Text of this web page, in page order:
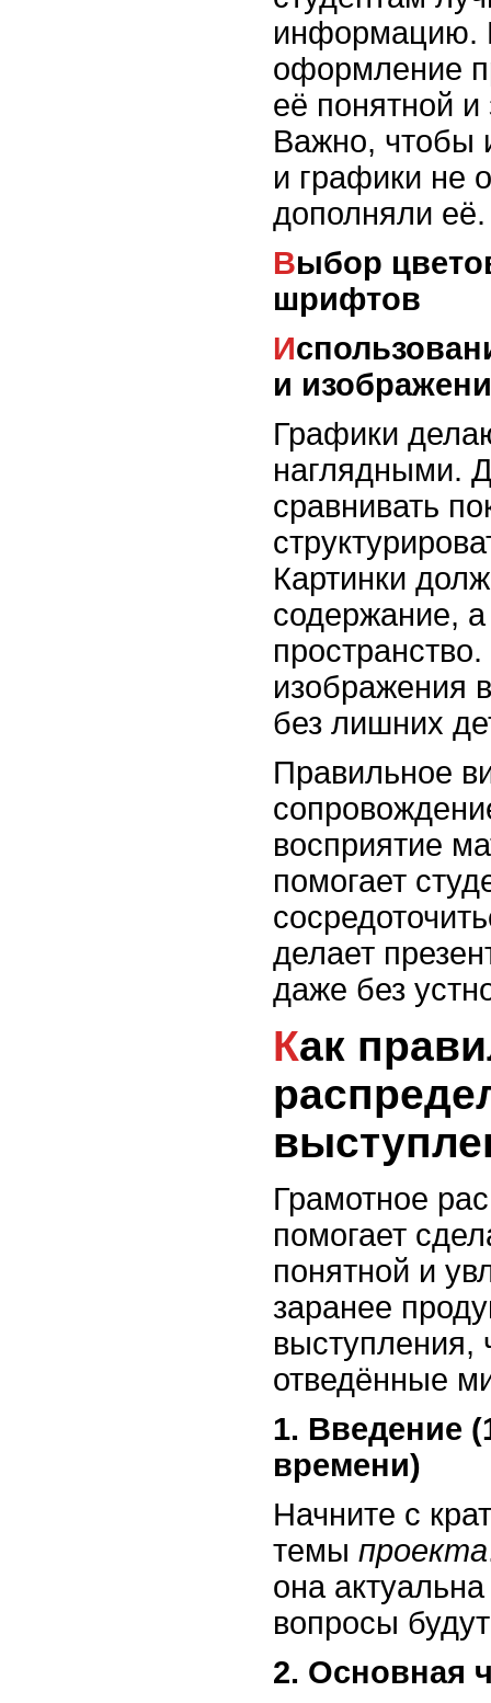
информацию.
оформление
её понятной
Важно, чтобы
и графики не
дополняли её.
Выбор цветовой палитры и
шрифтов
Использование схем, графиков
и
Графики
наглядными.
сравнивать
Картинки
содержание,
изображения
без лишних
Правильное
восприятие
помогает
делает
даже без
Как правильно
Грамотное
помогает
понятной и
заранее
выступления,
отведённые
1. Введение
времени)
Начните с
темы проекта
она
вопросы
2. Основная